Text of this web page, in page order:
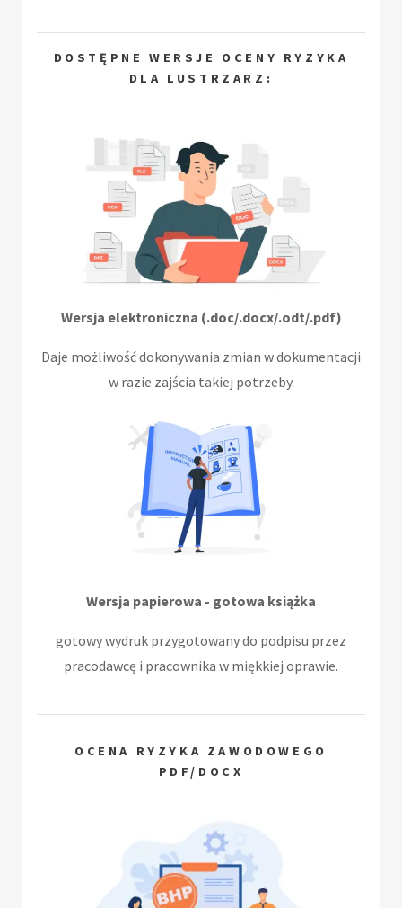
DOSTĘPNE WERSJE OCENY RYZYKA
DLA LUSTRZARZ:
Wersja elektroniczna (.doc/.docx/.odt/.pdf)
Daje możliwość dokonywania zmian w dokumentacji
w razie zajścia takiej potrzeby.
Wersja papierowa - gotowa książka
gotowy wydruk przygotowany do podpisu przez
pracodawcę i pracownika w miękkiej oprawie.
OCENA RYZYKA ZAWODOWEGO
PDF/DOCX